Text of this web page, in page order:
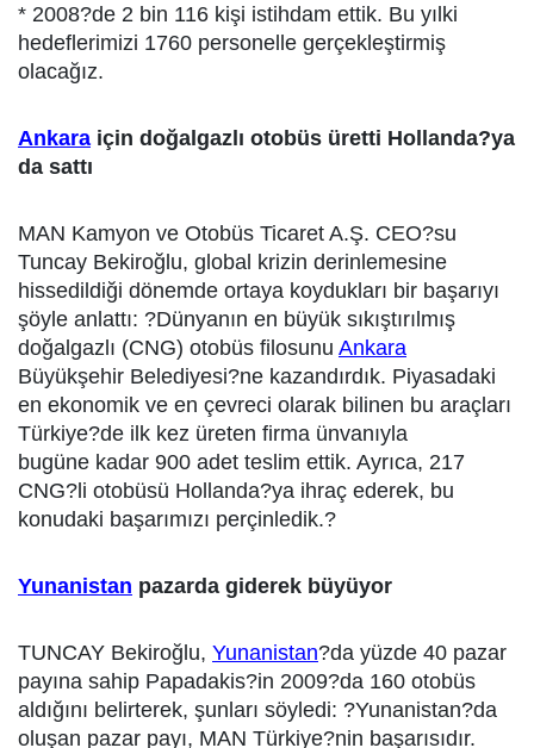
* 2008?de 2 bin 116 kişi istihdam ettik. Bu yılki
hedeflerimizi 1760 personelle gerçekleştirmiş
olacağız.
Ankara için doğalgazlı otobüs üretti Hollanda?ya
da sattı
MAN Kamyon ve Otobüs Ticaret A.Ş. CEO?su
Tuncay Bekiroğlu, global krizin derinlemesine
hissedildiği dönemde ortaya koydukları bir başarıyı
şöyle anlattı: ?Dünyanın en büyük sıkıştırılmış
doğalgazlı (CNG) otobüs filosunu Ankara
Büyükşehir Belediyesi?ne kazandırdık. Piyasadaki
en ekonomik ve en çevreci olarak bilinen bu araçları
Türkiye?de ilk kez üreten firma ünvanıyla
bugüne kadar 900 adet teslim ettik. Ayrıca, 217
CNG?li otobüsü Hollanda?ya ihraç ederek, bu
konudaki başarımızı perçinledik.?
Yunanistan pazarda giderek büyüyor
TUNCAY Bekiroğlu, Yunanistan?da yüzde 40 pazar
payına sahip Papadakis?in 2009?da 160 otobüs
aldığını belirterek, şunları söyledi: ?Yunanistan?da
oluşan pazar payı, MAN Türkiye?nin başarısıdır.